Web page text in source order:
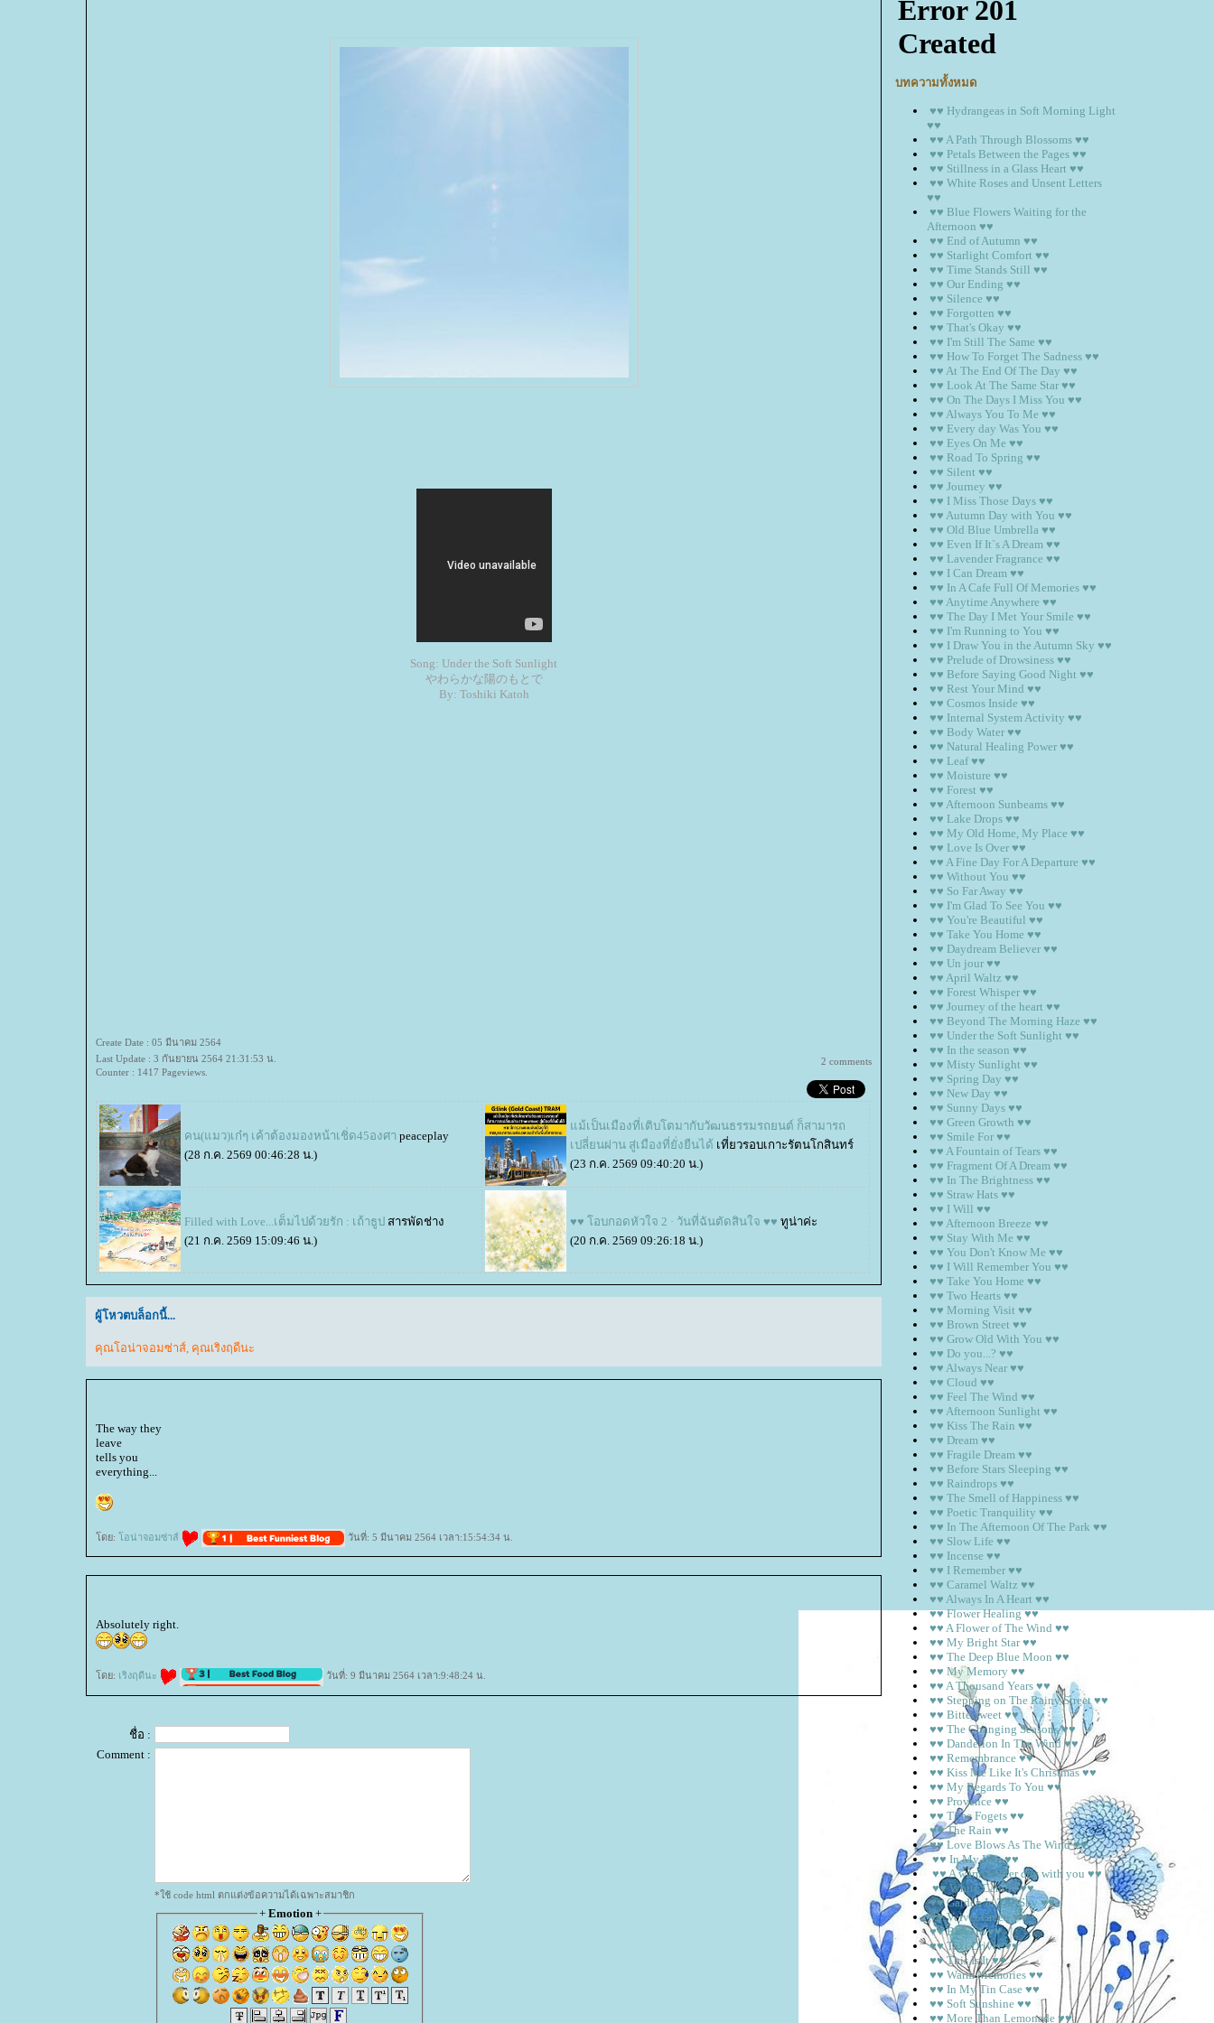
Song: Under the Soft Sunlight
やわらかな陽のもとで
By: Toshiki Katoh
Create Date : 05 มีนาคม 2564
Last Update : 3 กันยายน 2564 21:31:53 น.
Counter : 1417 Pageviews.
2 comments
คน(แมว)เก๋ๆ เค้าต้องมองหน้าเชิ่ด45องศา peaceplay
(28 ก.ค. 2569 00:46:28 น.)
ม้เป็นเมืองที่เติบโตมากับวัฒนธรรมรถยนต์ ก็สามารถ
เปลี่ยนผ่าน สู่เมืองที่ยั่งยืนได้ เที่ยวรอบเกาะรัตนโกสินทร์
(23 ก.ค. 2569 09:40:20 น.)
Filled with Love...เต็มไปด้วยรัก : เถ้าธูป สารพัดช่าง
(21 ก.ค. 2569 15:09:46 น.)
♥♥ โอบกอดหัวใจ 2 · วันที่ฉันตัดสินใจ ♥♥ ทูน่าค่ะ
(20 ก.ค. 2569 09:26:18 น.)
ผู้โหวตบล็อกนี้...
คุณโอน่าจอมซ่าส์, คุณเริงฤดีนะ
The way they
leave
tells you
everything...
ดย: อน่าจอมซ่าส์ วันที่: 5 มีนาคม 2564 เวลา:15:54:34 น.
Absolutely right.
ดย: เริงฤดีนะ วันที่: 9 มีนาคม 2564 เวลา:9:48:24 น.
ชื่อ :
Comment :
*ใช้ code html ตกแต่งข้อความได้เฉพาะสมาชิก
+ Emotion+
บทความทั้งหมด
♥♥ Hydrangeas in Soft Morning Light
♥♥
♥♥ A Path Through Blossoms ♥♥
♥♥ Petals Between the Pages ♥♥
♥♥ Stillness in a Glass Heart ♥♥
♥♥ White Roses and Unsent Letters
♥♥
♥♥ Blue Flowers Waiting for the
Afternoon ♥♥
♥♥ End of Autumn ♥♥
♥♥ Starlight Comfort ♥♥
♥♥ Time Stands Still ♥♥
♥♥ Our Ending ♥♥
♥♥ Silence ♥♥
♥♥ Forgotten ♥♥
♥♥ That's Okay ♥♥
♥♥ I'm Still The Same ♥♥
♥♥ How To Forget The Sadness ♥♥
♥♥ At The End Of The Day ♥♥
♥♥ Look At The Same Star ♥♥
♥♥ On The Days I Miss You ♥♥
♥♥ Always You To Me ♥♥
♥♥ Every day Was You ♥♥
♥♥ Eyes On Me ♥♥
♥♥ Road To Spring ♥♥
♥♥ Silent ♥♥
♥♥ Journey ♥♥
♥♥ I Miss Those Days ♥♥
♥♥ Autumn Day with You ♥♥
♥♥ Old Blue Umbrella ♥♥
♥♥ Even If It`s A Dream ♥♥
♥♥ Lavender Fragrance ♥♥
♥♥ I Can Dream ♥♥
♥♥ In A Cafe Full Of Memories ♥♥
♥♥ Anytime Anywhere ♥♥
♥♥ The Day I Met Your Smile ♥♥
♥♥ I'm Running to You ♥♥
♥♥ I Draw You in the Autumn Sky ♥♥
♥♥ Prelude of Drowsiness ♥♥
♥♥ Before Saying Good Night ♥♥
♥♥ Rest Your Mind ♥♥
♥♥ Cosmos Inside ♥♥
♥♥ Internal System Activity ♥♥
♥♥ Body Water ♥♥
♥♥ Natural Healing Power ♥♥
♥♥ Leaf ♥♥
♥♥ Moisture ♥♥
♥♥ Forest ♥♥
♥♥ Afternoon Sunbeams ♥♥
♥♥ Lake Drops ♥♥
♥♥ My Old Home, My Place ♥♥
♥♥ Love Is Over ♥♥
♥♥ A Fine Day For A Departure ♥♥
♥♥ Without You ♥♥
♥♥ So Far Away ♥♥
♥♥ I'm Glad To See You ♥♥
♥♥ You're Beautiful ♥♥
♥♥ Take You Home ♥♥
♥♥ Daydream Believer ♥♥
♥♥ Un jour ♥♥
♥♥ April Waltz ♥♥
♥♥ Forest Whisper ♥♥
♥♥ Journey of the heart ♥♥
♥♥ Beyond The Morning Haze ♥♥
♥♥ Under the Soft Sunlight ♥♥
♥♥ In the season ♥♥
♥♥ Misty Sunlight ♥♥
♥♥ Spring Day ♥♥
♥♥ New Day ♥♥
♥♥ Sunny Days ♥♥
♥♥ Green Growth ♥♥
♥♥ Smile For ♥♥
♥♥ A Fountain of Tears ♥♥
♥♥ Fragment Of A Dream ♥♥
♥♥ In The Brightness ♥♥
♥♥ Straw Hats ♥♥
♥♥ I Will ♥♥
♥♥ Afternoon Breeze ♥♥
♥♥ Stay With Me ♥♥
♥♥ You Don't Know Me ♥♥
♥♥ I Will Remember You ♥♥
♥♥ Take You Home ♥♥
♥♥ Two Hearts ♥♥
♥♥ Morning Visit ♥♥
♥♥ Brown Street ♥♥
♥♥ Grow Old With You ♥♥
♥♥ Do you...? ♥♥
♥♥ Always Near ♥♥
♥♥ Cloud ♥♥
♥♥ Feel The Wind ♥♥
♥♥ Afternoon Sunlight ♥♥
♥♥ Kiss The Rain ♥♥
♥♥ Dream ♥♥
♥♥ Fragile Dream ♥♥
♥♥ Before Stars Sleeping ♥♥
♥♥ Raindrops ♥♥
♥♥ The Smell of Happiness ♥♥
♥♥ Poetic Tranquility ♥♥
♥♥ In The Afternoon Of The Park ♥♥
♥♥ Slow Life ♥♥
♥♥ Incense ♥♥
♥♥ I Remember ♥♥
♥♥ Caramel Waltz ♥♥
♥♥ Always In A Heart ♥♥
♥♥ Flower Healing ♥♥
♥♥ A Flower of The Wind ♥♥
♥♥ My Bright Star ♥♥
♥♥ The Deep Blue Moon ♥♥
♥♥ My Memory ♥♥
♥♥ A Thousand Years ♥♥
♥♥ Stepping on The Rainy Street ♥♥
♥♥ Bittersweet ♥♥
♥♥ The Changing Seasons ♥♥
♥♥ Dandelion In The Wind ♥♥
♥♥ Remembrance ♥♥
♥♥ Kiss Me Like It's Christmas ♥♥
♥♥ My Regards To You ♥♥
♥♥ Provence ♥♥
♥♥ Time Fogets ♥♥
♥♥ The Rain ♥♥
♥♥ Love Blows As The Wind ♥♥
♥♥ In My Life ♥♥
♥♥ A warm winter day with you ♥♥
♥♥ White Candle ♥♥
♥♥ Garden In The Sky ♥♥
♥♥ Velvet Green ♥♥
♥♥ Bicycle ♥♥
♥♥ Taxi Driver ♥♥
♥♥ This Is It ♥♥
♥♥ Warm Memories ♥♥
♥♥ In My Tin Case ♥♥
♥♥ Soft Sunshine ♥♥
♥♥ More Than Lemonade ♥♥